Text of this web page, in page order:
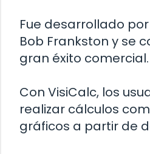
Fue desarrollado
Bob Frankston y se
gran éxito comercial.
Con VisiCalc, los
realizar cálculos
gráficos a partir de